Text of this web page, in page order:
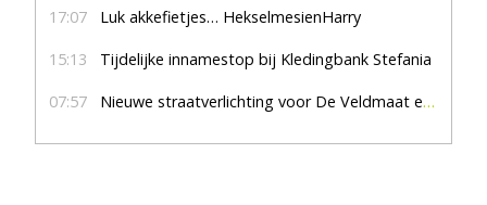
17:07 Luk akkefietjes… HekselmesienHarry
15:13 Tijdelijke innamestop bij Kledingbank Stefania
07:57 Nieuwe straatverlichting voor De Veldmaat en De Pas